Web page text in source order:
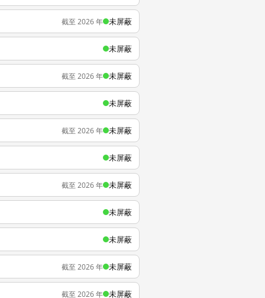
截至 2026 年 未屏蔽
未屏蔽
截至 2026 年 未屏蔽
未屏蔽
截至 2026 年 未屏蔽
未屏蔽
截至 2026 年 未屏蔽
未屏蔽
未屏蔽
截至 2026 年 未屏蔽
截至 2026 年 未屏蔽